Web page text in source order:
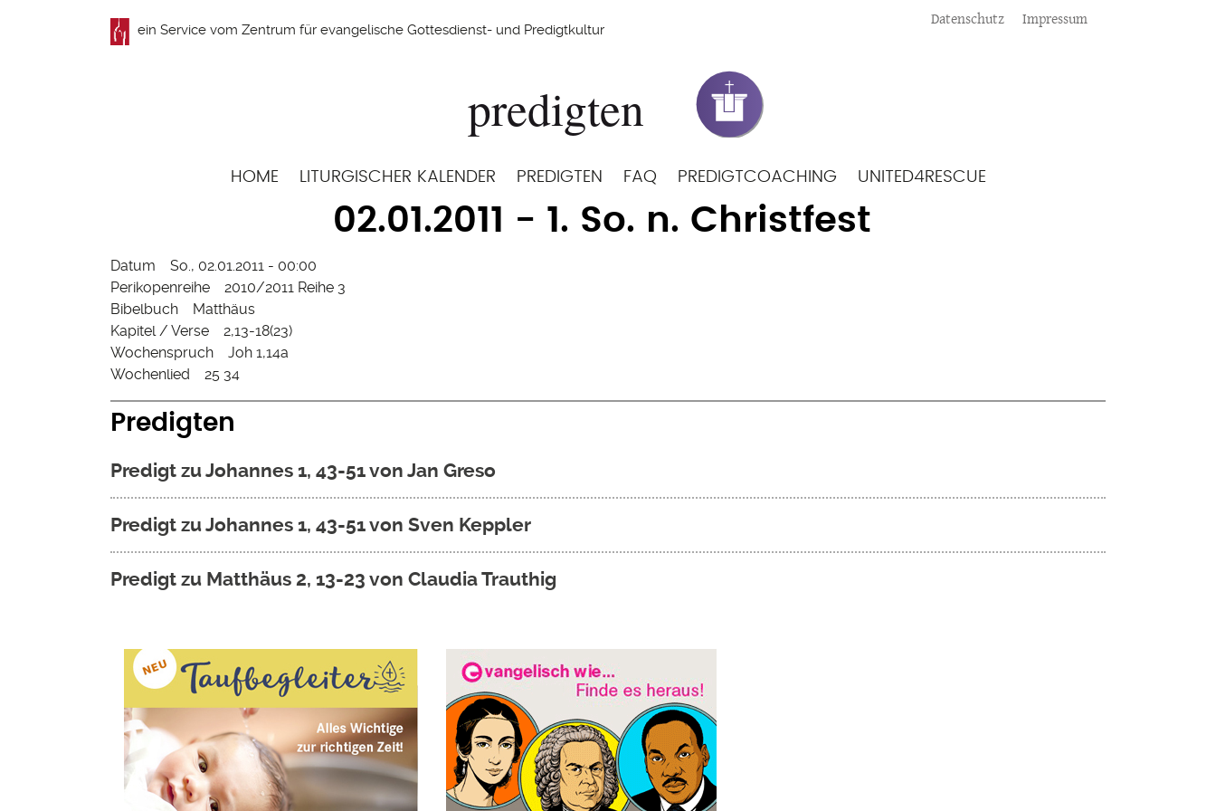
ein Service vom Zentrum für evangelische Gottesdienst- und Predigtkultur
Meta
Datenschutz Impressum
Hauptnavigation
HOME LITURGISCHER KALENDER PREDIGTEN FAQ PREDIGTCOACHING UNITED4RESCUE
02.01.2011 - 1. So. n. Christfest
Datum
So., 02.01.2011 - 00:00
Perikopenreihe
2010/2011 Reihe 3
Bibelbuch
Matthäus
Kapitel / Verse
2,13-18(23)
Wochenspruch
Joh 1,14a
Wochenlied
25 34
Predigten
Predigt zu Johannes 1, 43-51 von Jan Greso
Predigt zu Johannes 1, 43-51 von Sven Keppler
Predigt zu Matthäus 2, 13-23 von Claudia Trauthig